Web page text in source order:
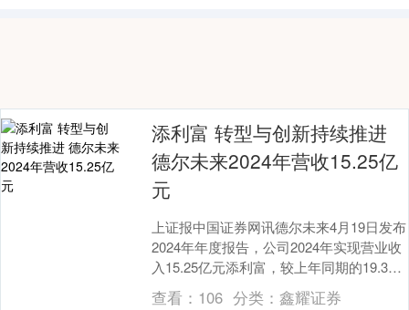
添利富 转型与创新持续推进
德尔未来2024年营收15.25亿
元
上证报中国证券网讯德尔未来4月19日发布
2024年年度报告，公司2024年实现营业收
入15.25亿元添利富，较上年同期的19.33
亿元同比下降21.11%；归母....
查看： 106 分类： 鑫耀证券